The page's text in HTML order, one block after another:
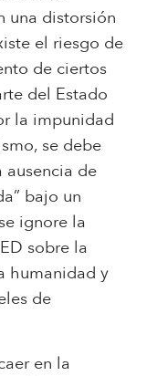
una distorsión
el riesgo de
de ciertos
del Estado
la impunidad
se debe
de
bajo un
ignore la
sobre la
humanidad y
de
en la